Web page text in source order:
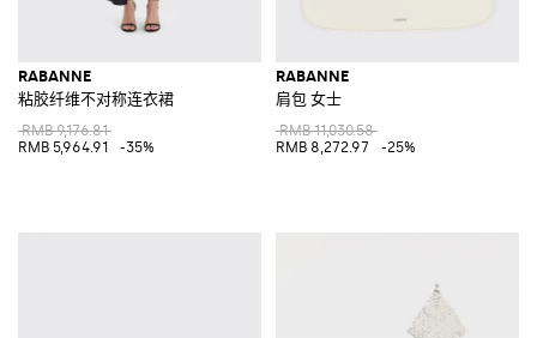
RABANNE
粘胶纤维不对称连衣裙
RMB 9,176.81
RMB 5,964.91
-35%
RABANNE
肩包 女士
RMB 11,030.58
RMB 8,272.97
-25%